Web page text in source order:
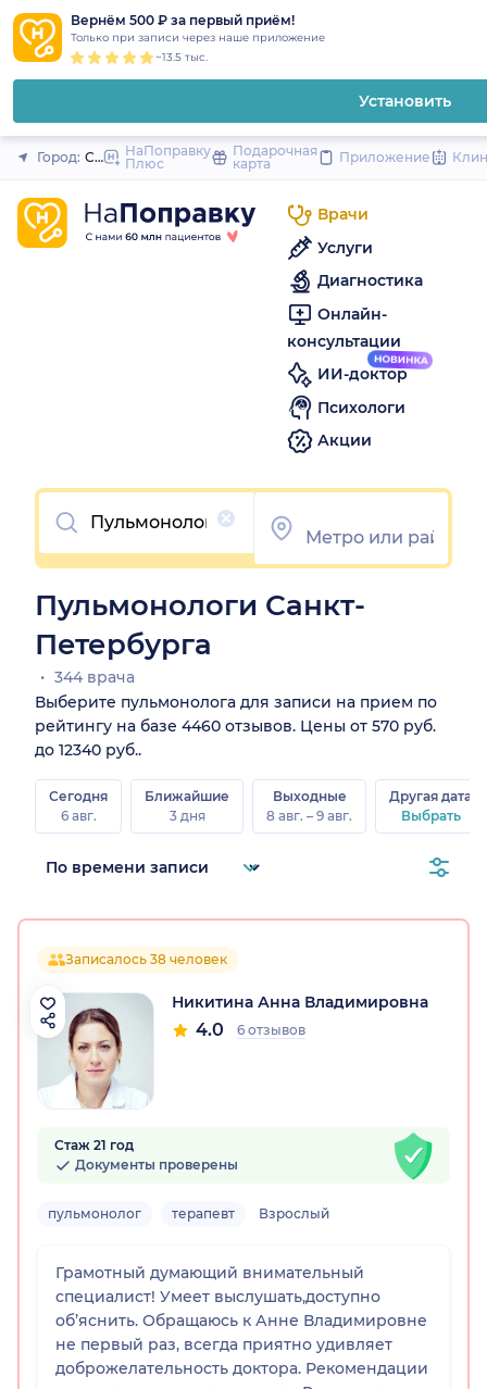
Вернём 500 ₽ за первый приём!
Только при записи через наше приложение
~13.5 тыс.
Установить
Закрыть
Город: Санкт-Петербург
НаПоправку
Плюс
Подарочная
карта
Приложение
Врачи
Услуги
Диагностика
Онлайн-
консультации
ИИ-доктор
Психологи
Акции
Очистить
Пульмонологи Санкт-
Петербурга
344 врача
Выберите пульмонолога для записи на прием по
рейтингу на базе 4460 отзывов. Цены от 570 руб.
до 12340 руб..
Сегодня
6 авг.
Ближайшие
3 дня
Выходные
8 авг. – 9 авг.
Другая дата
Выбрать
Записалось 38 человек
Никитина Анна Владимировна
4.0 6 отзывов
Стаж 21 год
Документы проверены
пульмонолог терапевт Взрослый
Грамотный думающий внимательный
специалист! Умеет выслушать,доступно
об’яснить. Обращаюсь к Анне Владимировне
не первый раз, всегда приятно удивляет
доброжелательность доктора. Рекомендации